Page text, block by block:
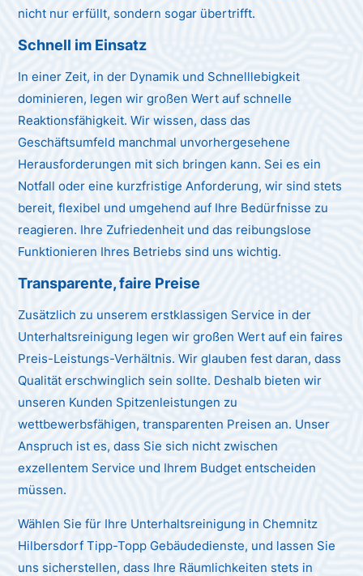
nicht nur erfüllt, sondern sogar übertrifft.
Schnell im Einsatz
In einer Zeit, in der Dynamik und Schnelllebigkeit
dominieren, legen wir großen Wert auf schnelle
Reaktionsfähigkeit. Wir wissen, dass das
Geschäftsumfeld manchmal unvorhergesehene
Herausforderungen mit sich bringen kann. Sei es ein
Notfall oder eine kurzfristige Anforderung, wir sind stets
bereit, flexibel und umgehend auf Ihre Bedürfnisse zu
reagieren. Ihre Zufriedenheit und das reibungslose
Funktionieren Ihres Betriebs sind uns wichtig.
Transparente, faire Preise
Zusätzlich zu unserem erstklassigen Service in der
Unterhaltsreinigung legen wir großen Wert auf ein faires
Preis-Leistungs-Verhältnis. Wir glauben fest daran, dass
Qualität erschwinglich sein sollte. Deshalb bieten wir
unseren Kunden Spitzenleistungen zu
wettbewerbsfähigen, transparenten Preisen an. Unser
Anspruch ist es, dass Sie sich nicht zwischen
exzellentem Service und Ihrem Budget entscheiden
müssen.
Wählen Sie für Ihre Unterhaltsreinigung in Chemnitz
Hilbersdorf Tipp-Topp Gebäudedienste, und lassen Sie
uns sicherstellen, dass Ihre Räumlichkeiten stets in